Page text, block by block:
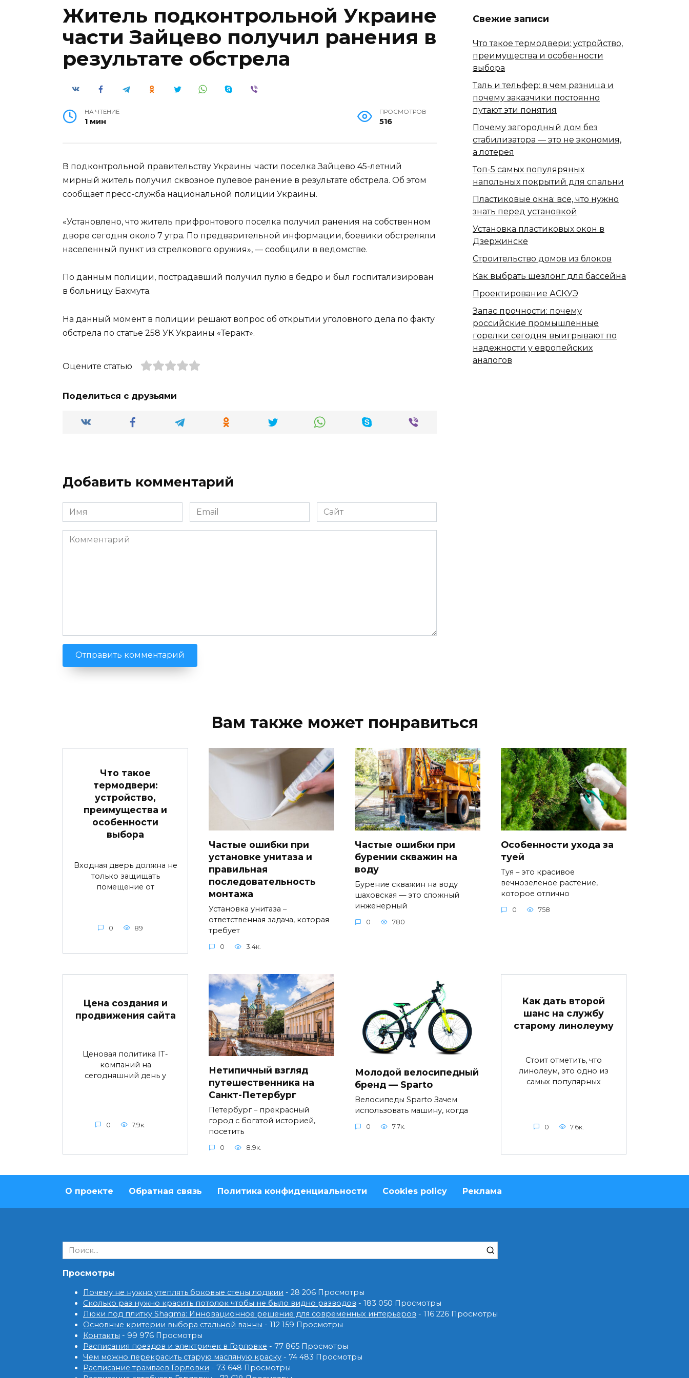
Житель подконтрольной Украине
части Зайцево получил ранения в
результате обстрела
НА ЧТЕНИЕ
1 мин
ПРОСМОТРОВ
516
В подконтрольной правительству Украины части поселка Зайцево 45-летний
мирный житель получил сквозное пулевое ранение в результате обстрела. Об этом
сообщает пресс-служба национальной полиции Украины.
«Установлено, что житель прифронтового поселка получил ранения на собственном
дворе сегодня около 7 утра. По предварительной информации, боевики обстреляли
населенный пункт из стрелкового оружия», — сообщили в ведомстве.
По данным полиции, пострадавший получил пулю в бедро и был госпитализирован
в больницу Бахмута.
На данный момент в полиции решают вопрос об открытии уголовного дела по факту
обстрела по статье 258 УК Украины «Теракт».
Оцените статью
Поделиться с друзьями
Добавить комментарий
Имя
*
Email
*
Сайт
Комментарий
Свежие записи
Что такое термодвери: устройство,
преимущества и особенности
выбора
Таль и тельфер: в чем разница и
почему заказчики постоянно
путают эти понятия
Почему загородный дом без
стабилизатора — это не экономия,
а лотерея
Топ-5 самых популяряных
напольных покрытий для спальни
Пластиковые окна: все, что нужно
знать перед установкой
Установка пластиковых окон в
Дзержинске
Строительство домов из блоков
Как выбрать шезлонг для бассейна
Проектирование АСКУЭ
Запас прочности: почему
российские промышленные
горелки сегодня выигрывают по
надежности у европейских
аналогов
Вам также может понравиться
Что такое
термодвери:
устройство,
преимущества и
особенности
выбора
Входная дверь должна не
только защищать
помещение от
0 89
Частые ошибки при
установке унитаза и
правильная
последовательность
монтажа
Установка унитаза –
ответственная задача, которая
требует
0 3.4к.
Частые ошибки при
бурении скважин на
воду
Бурение скважин на воду
шаховская — это сложный
инженерный
0 780
Особенности ухода за
туей
Туя – это красивое
вечнозеленое растение,
которое отлично
0 758
Цена создания и
продвижения сайта
Ценовая политика IT-
компаний на
сегодняшний день у
0 7.9к.
Нетипичный взгляд
путешественника на
Санкт-Петербург
Петербург – прекрасный
город с богатой историей,
посетить
0 8.9к.
Молодой велосипедный
бренд — Sparto
Велосипеды Sparto Зачем
использовать машину, когда
0 7.7к.
Как дать второй
шанс на службу
старому линолеуму
Стоит отметить, что
линолеум, это одно из
самых популярных
0 7.6к.
О проекте Обратная связь Политика конфиденциальности Cookies policy Реклама
Search
for:
Просмотры
Почему не нужно утеплять боковые стены лоджии - 28 206 Просмотры
Сколько раз нужно красить потолок чтобы не было видно разводов - 183 050 Просмотры
Люки под плитку Shagma: Инновационное решение для современных интерьеров - 116 226 Просмотры
Основные критерии выбора стальной ванны - 112 159 Просмотры
Контакты - 99 976 Просмотры
Расписания поездов и электричек в Горловке - 77 865 Просмотры
Чем можно перекрасить старую масляную краску - 74 483 Просмотры
Расписание трамваев Горловки - 73 648 Просмотры